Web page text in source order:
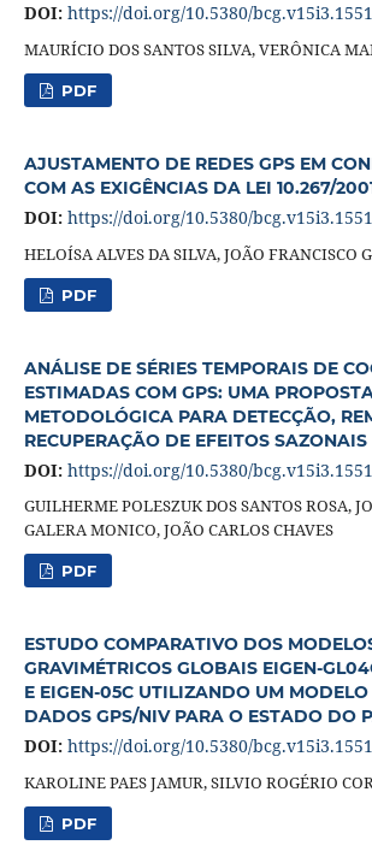
DOI: https://doi.org/10.5380/
MAURÍCIO DOS SANTOS SILVA, VERÔNICA
PDF
AJUSTAMENTO DE REDES GPS EM
COM AS EXIGÊNCIAS DA LEI 10.267/
DOI: https://doi.org/10.5380/
HELOÍSA ALVES DA SILVA, JOÃO FRANCISCO
PDF
ANÁLISE DE SÉRIES TEMPORAIS DE
ESTIMADAS COM GPS: UMA
METODOLÓGICA PARA DETECÇÃO,
RECUPERAÇÃO DE EFEITOS SAZONAIS
DOI: https://doi.org/10.5380/
GUILHERME POLESZUK DOS SANTOS ROSA,
GALERA MONICO, JOÃO CARLOS CHAVES
PDF
ESTUDO COMPARATIVO DOS
GRAVIMÉTRICOS GLOBAIS EIGEN-
E EIGEN-05C UTILIZANDO UM
DADOS GPS/NIV PARA O ESTADO DO
DOI: https://doi.org/10.5380/
KAROLINE PAES JAMUR, SILVIO ROGÉRIO
PDF